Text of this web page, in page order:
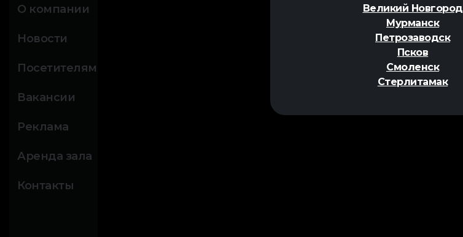
Великий Новгород
Мурманск
Петрозаводск
Псков
Смоленск
Стерлитамак
О компании
Новости
Посетителям
Вакансии
Реклама
Аренда зала
Контакты